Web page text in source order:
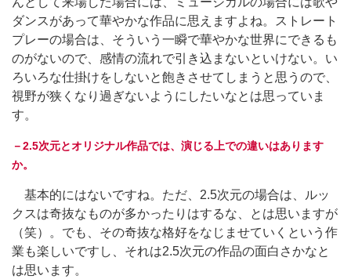
ダンスがあって華やかな作品に思えますよね。ストレート
プレーの場合は、そういう一瞬で華やかな世界にできるも
のがないので、感情の流れで引き込まないといけない。い
ろいろな仕掛けをしないと飽きさせてしまうと思うので、
視野が狭くなり過ぎないようにしたいなとは思っていま
す。
－2.5次元とオリジナル作品では、演じる上での違いはあります
か。
基本的にはないですね。ただ、2.5次元の場合は、ルッ
クスは奇抜なものが多かったりはするな、とは思いますが
（笑）。でも、その奇抜な格好をなじませていくという作
業も楽しいですし、それは2.5次元の作品の面白さかなと
は思います。